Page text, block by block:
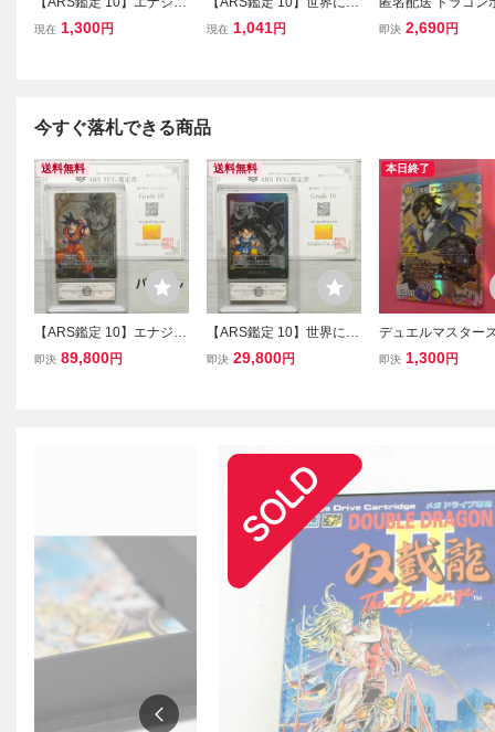
マーカー 孫悟空 E01-05
現在 1,300円
枚 エナジーマーカー 孫悟
現在 1,041円
DRAGON BALL
即決 2,690円
今すぐ落札できる商品
送料無料
【ARS鑑定 10】エナジー
マーカー 孫悟空 E01-05
即決 89,800円
送料無料
【ARS鑑定 10】世界に1
枚 エナジーマーカー 孫悟
即決 29,800円
本日終了
デュエルマスター
龍 サッヴァーク★
即決 1,300円